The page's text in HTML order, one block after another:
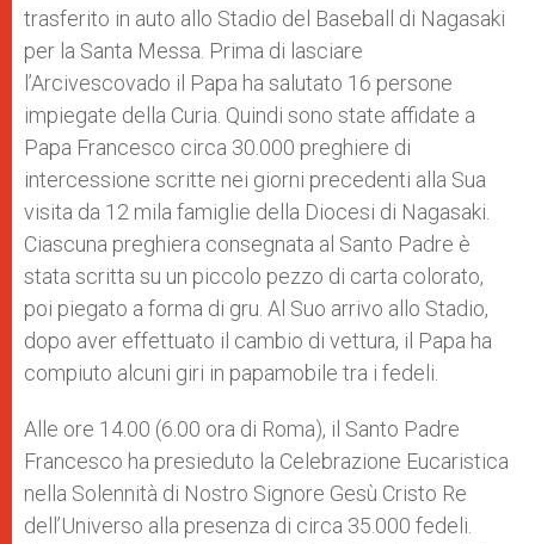
trasferito in auto allo Stadio del Baseball di Nagasaki
per la Santa Messa. Prima di lasciare
l’Arcivescovado il Papa ha salutato 16 persone
impiegate della Curia. Quindi sono state affidate a
Papa Francesco circa 30.000 preghiere di
intercessione scritte nei giorni precedenti alla Sua
visita da 12 mila famiglie della Diocesi di Nagasaki.
Ciascuna preghiera consegnata al Santo Padre è
stata scritta su un piccolo pezzo di carta colorato,
poi piegato a forma di gru. Al Suo arrivo allo Stadio,
dopo aver effettuato il cambio di vettura, il Papa ha
compiuto alcuni giri in papamobile tra i fedeli.
Alle ore 14.00 (6.00 ora di Roma), il Santo Padre
Francesco ha presieduto la Celebrazione Eucaristica
nella Solennità di Nostro Signore Gesù Cristo Re
dell’Universo alla presenza di circa 35.000 fedeli.